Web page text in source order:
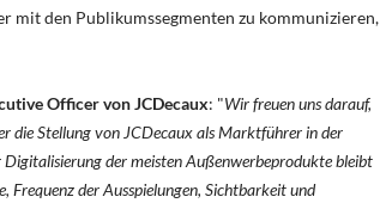
mit den Publikumssegmenten zu kommunizieren,
Officer von JCDecaux: "Wir freuen uns darauf,
die Stellung von JCDecaux als Marktführer in der
der meisten Außenwerbeprodukte bleibt
Frequenz der Ausspielungen, Sichtbarkeit und